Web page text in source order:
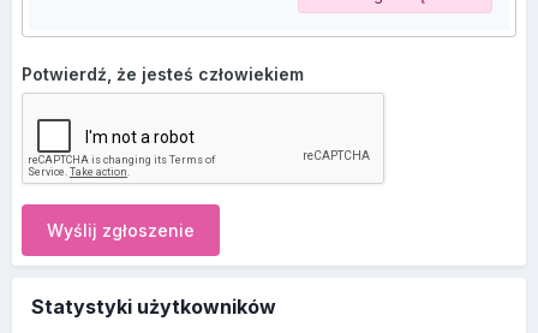
Potwierdź, że jesteś człowiekiem
Wyślij zgłoszenie
Statystyki użytkowników